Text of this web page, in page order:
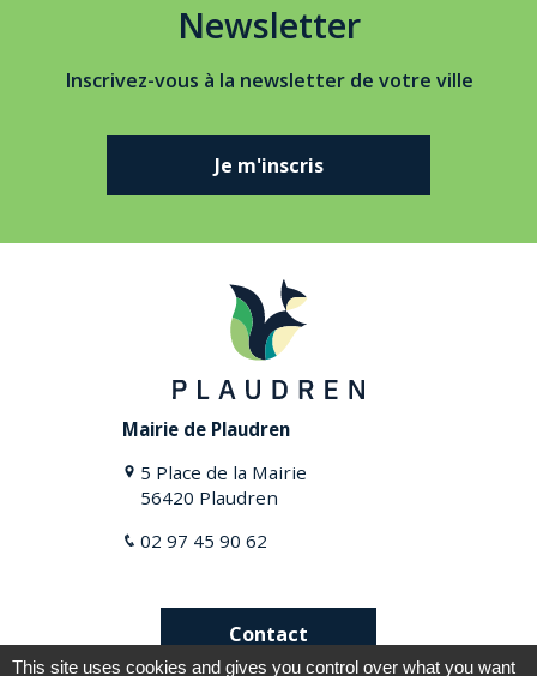
Newsletter
Inscrivez-vous à la newsletter de votre ville
Je m'inscris
Mairie de Plaudren
5 Place de la Mairie
56420 Plaudren
02 97 45 90 62
Contact
This site uses cookies and gives you control over what you want